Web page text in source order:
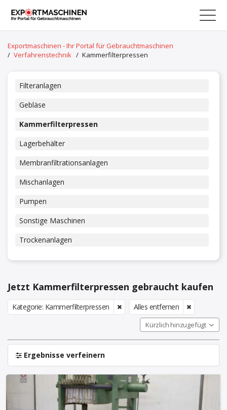
Exportmaschinen - Ihr Portal für Gebrauchtmaschinen
/ Verfahrenstechnik / Kammerfilterpressen
Filteranlagen
Gebläse
Kammerfilterpressen
Lagerbehälter
Membranfiltrationsanlagen
Mischanlagen
Pumpen
Sonstige Maschinen
Trockenanlagen
Jetzt Kammerfilterpressen gebraucht kaufen
Kategorie: Kammerfilterpressen Alles entfernen
Kürzlich hinzugefügt
Ergebnisse verfeinern